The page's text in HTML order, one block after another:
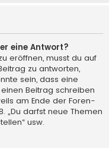
eine Antwort?
eröffnen, musst du auf
zu antworten,
sein, dass eine
Beitrag schreiben
am Ende der Foren-
„Du darfst neue Themen
usw.